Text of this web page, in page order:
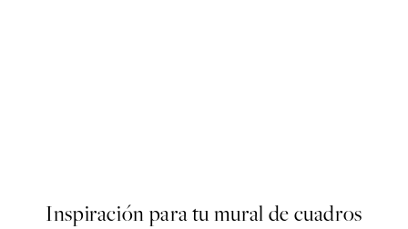
Inspiración para tu mural de cuadros